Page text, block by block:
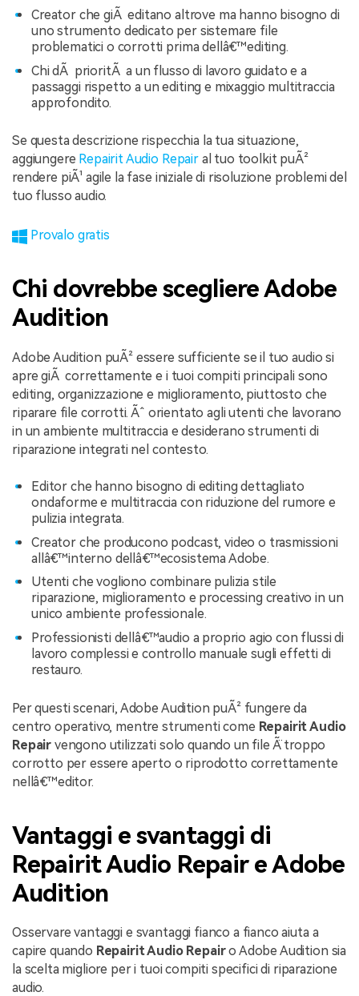
Creator che giÃ editano altrove ma hanno bisogno di
uno strumento dedicato per sistemare file
problematici o corrotti prima dellâ€™editing.
Chi dÃ prioritÃ a un flusso di lavoro guidato e a
passaggi rispetto a un editing e mixaggio multitraccia
approfondito.
Se questa descrizione rispecchia la tua situazione,
aggiungere Repairit Audio Repairal tuo toolkit puÃ²
rendere piÃ¹ agile la fase iniziale di risoluzione problemi del
tuo flusso audio.
Provalo gratis
Chi dovrebbe scegliere Adobe
Audition
Adobe Audition puÃ² essere sufficiente se il tuo audio si
apre giÃ correttamente e i tuoi compiti principali sono
editing, organizzazione e miglioramento, piuttosto che
riparare file corrotti. Ãˆ orientato agli utenti che lavorano
in un ambiente multitraccia e desiderano strumenti di
riparazione integrati nel contesto.
Editor che hanno bisogno di editing dettagliato
ondaforme e multitraccia con riduzione del rumore e
pulizia integrata.
Creator che producono podcast, video o trasmissioni
allâ€™interno dellâ€™ecosistema Adobe.
Utenti che vogliono combinare pulizia stile
riparazione, miglioramento e processing creativo in un
unico ambiente professionale.
Professionisti dellâ€™audio a proprio agio con flussi di
lavoro complessi e controllo manuale sugli effetti di
restauro.
Per questi scenari, Adobe Audition puÃ² fungere da
centro operativo, mentre strumenti come Repairit Audio
Repair vengono utilizzati solo quando un file Ã¨ troppo
corrotto per essere aperto o riprodotto correttamente
nellâ€™editor.
Vantaggi e svantaggi di
Repairit Audio Repair e Adobe
Audition
Osservare vantaggi e svantaggi fianco a fianco aiuta a
capire quando Repairit Audio Repairo Adobe Audition sia
la scelta migliore per i tuoi compiti specifici di riparazione
audio.